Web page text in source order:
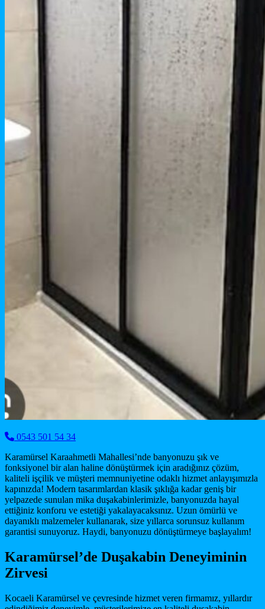
0543 501 54 34
Karamürsel Karaahmetli Mahallesi’nde banyonuzu şık ve
fonksiyonel bir alan haline dönüştürmek için aradığınız çözüm,
kaliteli işçilik ve müşteri memnuniyetine odaklı hizmet anlayışımızla
kapınızda! Modern tasarımlardan klasik şıklığa kadar geniş bir
yelpazede sunulan mika duşakabinlerimizle, banyonuzda hayal
ettiğiniz konforu ve estetiği yakalayacaksınız. Uzun ömürlü ve
dayanıklı malzemeler kullanarak, size yıllarca sorunsuz kullanım
garantisi sunuyoruz. Haydi, banyonuzu dönüştürmeye başlayalım!
Karamürsel’de Duşakabin Deneyiminin
Zirvesi
Kocaeli Karamürsel ve çevresinde hizmet veren firmamız, yıllardır